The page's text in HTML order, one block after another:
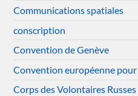
Communications spatiales
conscription
Convention de Genève
Convention européenne
Corps des Volontaires Russes